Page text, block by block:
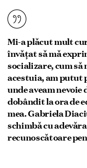
Mi-a plăcut mult
învățat să mă
socializare, cum
acestuia, am putut
unde aveam nevoie
dobândit la ora de
mea. Gabriela
schimbă cu
recunoscătoare